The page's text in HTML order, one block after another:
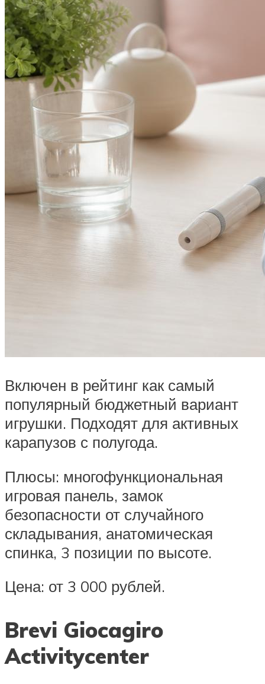
Включен в рейтинг как самый
популярный бюджетный вариант
игрушки. Подходят для активных
карапузов с полугода.
Плюсы: многофункциональная
игровая панель, замок
безопасности от случайного
складывания, анатомическая
спинка, 3 позиции по высоте.
Цена: от 3 000 рублей.
Brevi Giocagiro
Activitycenter